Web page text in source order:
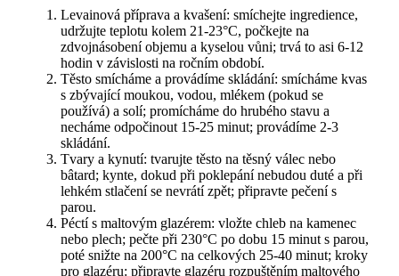
Levainová příprava a kvašení: smíchejte ingredience,
udržujte teplotu kolem 21-23°C, počkejte na
zdvojnásobení objemu a kyselou vůni; trvá to asi 6-12
hodin v závislosti na ročním období.
Těsto smícháme a provádíme skládání: smícháme kvas
s zbývající moukou, vodou, mlékem (pokud se
používá) a solí; promícháme do hrubého stavu a
necháme odpočinout 15-25 minut; provádíme 2-3
skládání.
Tvary a kynutí: tvarujte těsto na těsný válec nebo
bâtard; kynte, dokud při poklepání nebudou duté a při
lehkém stlačení se nevrátí zpět; připravte pečení s
parou.
Péctí s maltovým glazérem: vložte chleb na kamenec
nebo plech; pečte při 230°C po dobu 15 minut s parou,
poté snižte na 200°C na celkových 25-40 minut; kroky
pro glazéru: připravte glazéru rozpuštěním maltového